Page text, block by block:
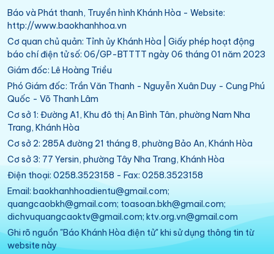
Báo và Phát thanh, Truyền hình Khánh Hòa - Website:
http://www.baokhanhhoa.vn
Cơ quan chủ quản: Tỉnh ủy Khánh Hòa | Giấy phép hoạt động
báo chí điện tử số: 06/GP-BTTTT ngày 06 tháng 01 năm 2023
Giám đốc: Lê Hoàng Triều
Phó Giám đốc: Trần Văn Thanh - Nguyễn Xuân Duy - Cung Phú
Quốc - Võ Thanh Lâm
Cơ sở 1: Đường A1, Khu đô thị An Bình Tân, phường Nam Nha
Trang, Khánh Hòa
Cơ sở 2: 285A đường 21 tháng 8, phường Bảo An, Khánh Hòa
Cơ sở 3: 77 Yersin, phường Tây Nha Trang, Khánh Hòa
Điện thoại: 0258.3523158 - Fax: 0258.3523158
Email: baokhanhhoadientu@gmail.com;
quangcaobkh@gmail.com; toasoan.bkh@gmail.com;
dichvuquangcaoktv@gmail.com; ktv.org.vn@gmail.com
Ghi rõ nguồn "Báo Khánh Hòa điện tử" khi sử dụng thông tin từ
website này